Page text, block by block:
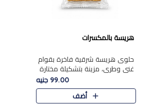
هريسة بالمكسرات
حلوى هريسة شرقية فاخرة بقوام
غني وطري، مزينة بتشكيلة مختارة
من المكسرات الفاخرة التي تضيف
قرمشة مميزة ونكهة غنية في كل
قطعة. تجمع بين المذاق..
99.00 جنيه
أضف